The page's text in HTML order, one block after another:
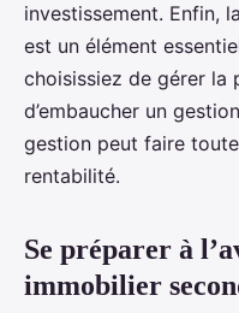
investissement. Enfin,
est un élément
choisissiez de gérer la
d’embaucher un
gestion peut faire
rentabilité.
Se préparer à
immobilier